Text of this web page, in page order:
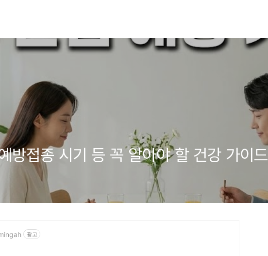
방접종 시기 등 꼭 알아야 할 건강 가이드
광고